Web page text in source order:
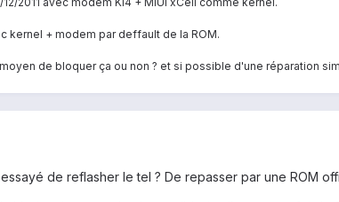
kernel + modem par deffault de la ROM.
de bloquer ça ou non ? et si possible d'une réparation
de reflasher le tel ? De repasser par une ROM